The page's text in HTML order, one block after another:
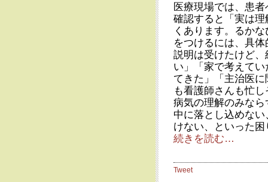
医療現場では、患
確認すると「実は
くあります。るか
をつけるには、具
説明は受けたけど
い」「家で考えて
てきた」「主治医
も看護師さんも忙
病気の理解のみな
中に落とし込めな
けない、といった
続きを読む…
Tweet